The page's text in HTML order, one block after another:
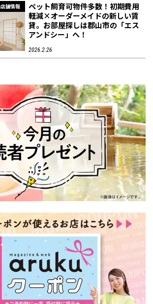
店舗情報
ペット飼育可物件多数！初期費用
軽減×オーダーメイドの新しい賃
貸。お部屋探しは郡山市の「エス
アンドシー」へ！
2026.2.26